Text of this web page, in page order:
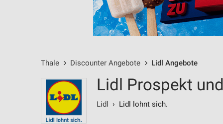
Thale Discounter Angebote Lidl Angebote
Lidl Prospekt
Lidl › Lidl lohnt sich.